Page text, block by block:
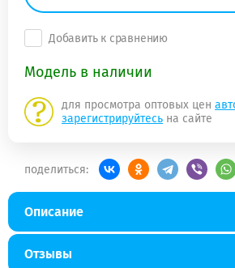
Модель в наличии
Добавить к сравнению
для просмотра оптовых цен
зарегистрируйтесь на сайте
поделиться:
Описание
Отзывы